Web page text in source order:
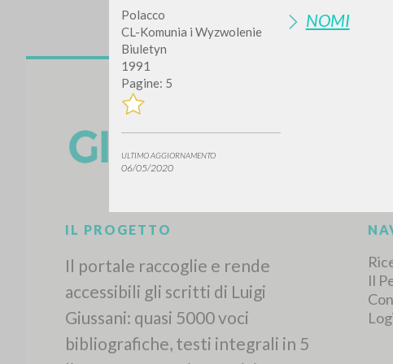
Polacco
CL-Komunia i Wyzwolenie
Biuletyn
1991
Pagine: 5
ULTIMO AGGIORNAMENTO
06/05/2020
NOMI
IL PROGETTO
Il portale raccoglie e rende
accessibili gli scritti di Luigi
Giussani: quasi 5000 voci
bibliografiche, testi integrali in 5
Il